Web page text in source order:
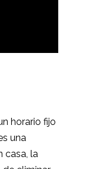
horario fijo
una
casa, la